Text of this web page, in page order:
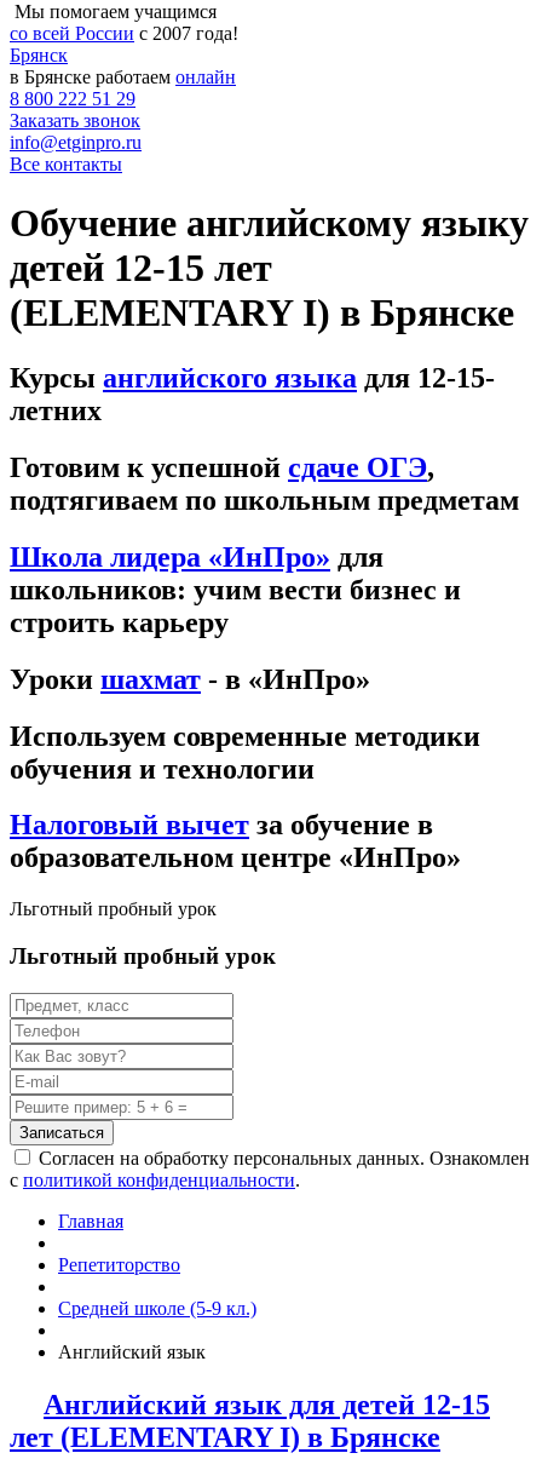
Мы помогаем учащимся
со всей России с 2007 года!
Брянск
в Брянске работаем онлайн
8 800 222 51 29
Заказать звонок
info@etginpro.ru
Все контакты
Обучение английскому языку
детей 12-15 лет
(ELEMENTARY I) в Брянске
Курсы английского языка для 12-15-
летних
Готовим к успешной сдаче ОГЭ,
подтягиваем по школьным предметам
Школа лидера «ИнПро» для
школьников: учим вести бизнес и
строить карьеру
Уроки шахмат - в «ИнПро»
Используем современные методики
обучения и технологии
Налоговый вычет за обучение в
образовательном центре «ИнПро»
Льготный пробный урок
Льготный пробный урок
Записаться
Согласен на обработку персональных данных. Ознакомлен
с политикой конфиденциальности.
Главная
Репетиторство
Средней школе (5-9 кл.)
Английский язык
Английский язык для детей 12-15
лет (ELEMENTARY I) в Брянске